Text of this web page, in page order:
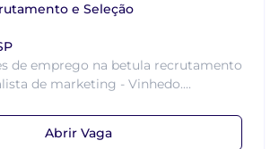
e Seleção
de emprego na betula recrutamento
de marketing - Vinhedo....
Abrir Vaga